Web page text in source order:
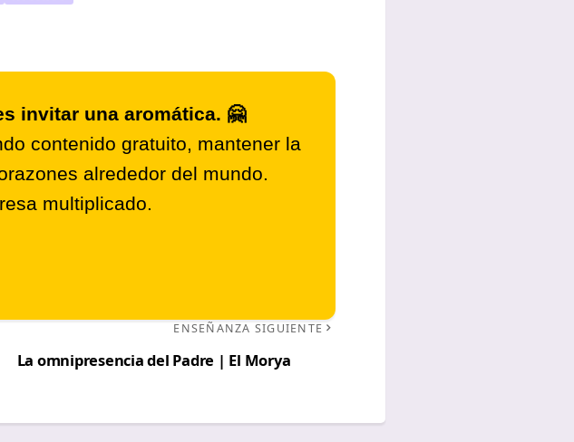
invitar una aromática. 🤗
contenido gratuito, mantener la
alrededor del mundo.
multiplicado.
ENSEÑANZA SIGUIENTE
La omnipresencia del Padre | El Morya